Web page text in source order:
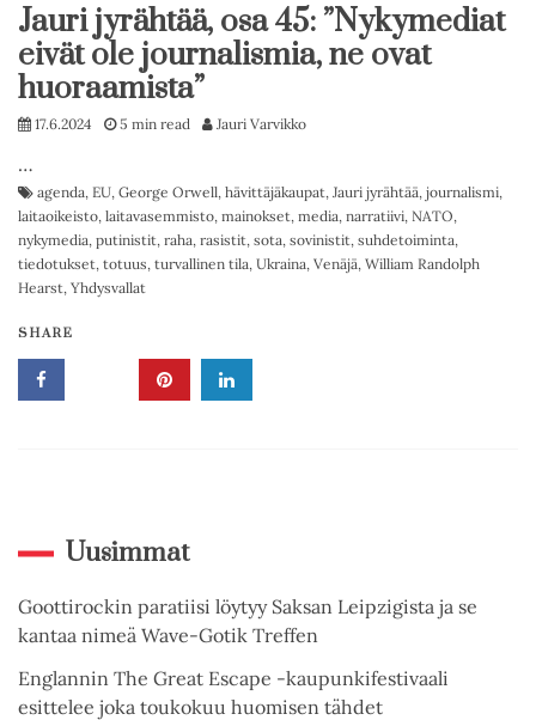
Jauri jyrähtää, osa 45: ”Nykymediat
eivät ole journalismia, ne ovat
huoraamista”
17.6.2024 5 min read Jauri Varvikko
…
agenda, EU, George Orwell, hävittäjäkaupat, Jauri jyrähtää, journalismi,
laitaoikeisto, laitavasemmisto, mainokset, media, narratiivi, NATO,
nykymedia, putinistit, raha, rasistit, sota, sovinistit, suhdetoiminta,
tiedotukset, totuus, turvallinen tila, Ukraina, Venäjä, William Randolph
Hearst, Yhdysvallat
SHARE
Uusimmat
Goottirockin paratiisi löytyy Saksan Leipzigista ja se
kantaa nimeä Wave-Gotik Treffen
Englannin The Great Escape -kaupunkifestivaali
esittelee joka toukokuu huomisen tähdet